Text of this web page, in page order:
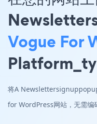
Vogue For
将A
for WordPress网站，无需编